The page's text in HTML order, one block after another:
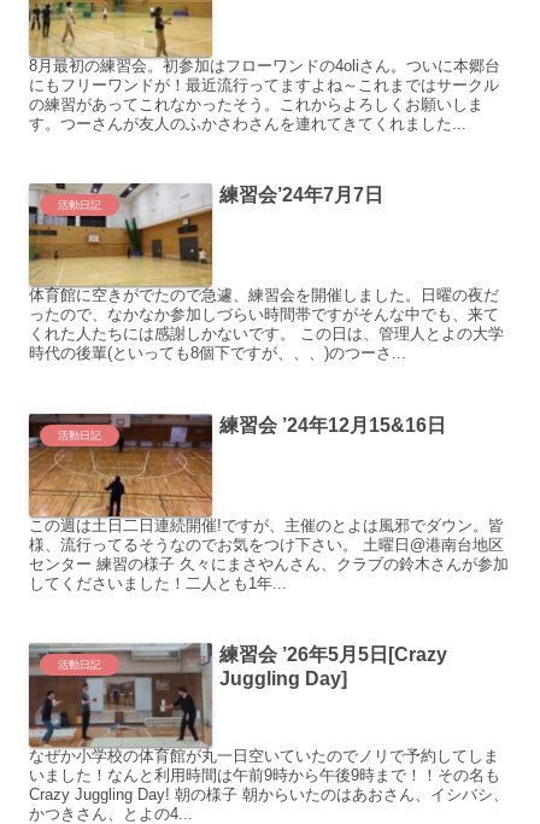
8月最初の練習会。初参加はフローワンドの4oliさん。ついに本郷台
にもフリーワンドが！最近流行ってますよね～これまではサークル
の練習があってこれなかったそう。これからよろしくお願いしま
す。つーさんが友人のふかさわさんを連れてきてくれました...
活動日記 練習会’24年7月7日
体育館に空きがでたので急遽、練習会を開催しました。日曜の夜だ
ったので、なかなか参加しづらい時間帯ですがそんな中でも、来て
くれた人たちには感謝しかないです。 この日は、管理人とよの大学
時代の後輩(といっても8個下ですが、、、)のつーさ...
活動日記 練習会 ’24年12月15&16日
この週は土日二日連続開催!ですが、主催のとよは風邪でダウン。皆
様、流行ってるそうなのでお気をつけ下さい。 土曜日@港南台地区
センター 練習の様子 久々にまさやんさん、クラブの鈴木さんが参加
してくださいました！二人とも1年...
活動日記
練習会 ’26年5月5日[Crazy
Juggling Day]
なぜか小学校の体育館が丸一日空いていたのでノリで予約してしま
いました！なんと利用時間は午前9時から午後9時まで！！その名も
Crazy Juggling Day! 朝の様子 朝からいたのはあおさん、イシバシ、
かつきさん、とよの4...